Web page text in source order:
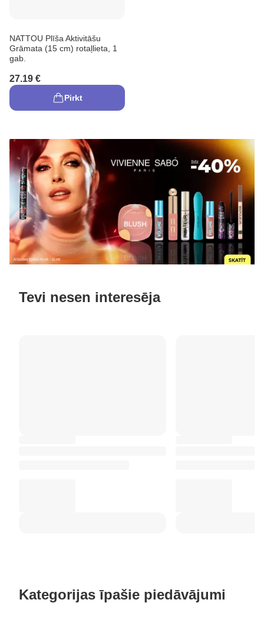
NATTOU Plīša Aktivitāšu
Grāmata (15 cm) rotaļlieta, 1
gab.
27.19 €
Pirkt
Tevi nesen interesēja
Kategorijas īpašie piedāvājumi